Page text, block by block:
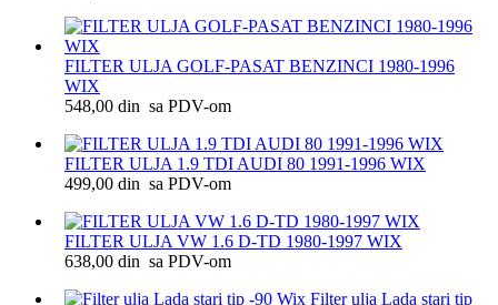
FILTER ULJA GOLF-PASAT BENZINCI 1980-1996
WIX
548,00 din sa PDV-om
FILTER ULJA 1.9 TDI AUDI 80 1991-1996 WIX
499,00 din sa PDV-om
FILTER ULJA VW 1.6 D-TD 1980-1997 WIX
638,00 din sa PDV-om
Filter ulja Lada stari tip